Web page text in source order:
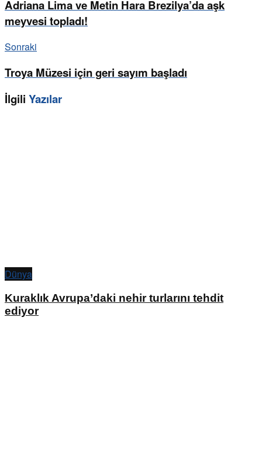
Adriana Lima ve Metin Hara Brezilya’da aşk
meyvesi topladı!
Sonraki
Troya Müzesi için geri sayım başladı
İlgili Yazılar
Dünya
Kuraklık Avrupa’daki nehir turlarını tehdit
ediyor